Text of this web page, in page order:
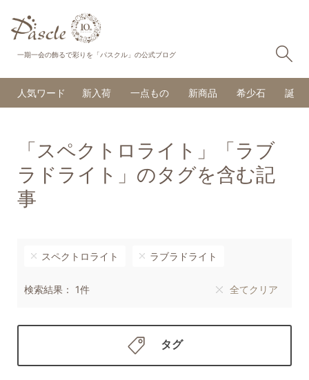
一期一会の飾るで彩りを「パスクル」の公式ブログ
人気ワード 新入荷 一点もの 新商品 希少石 誕生
「スペクトロライト」「ラブ
ラドライト」のタグを含む記
事
スペクトロライト ラブラドライト
検索結果： 1件 全てクリア
タグ